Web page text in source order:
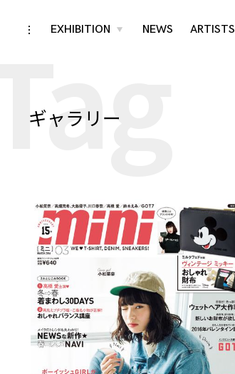
Skip
toggleEXHIBITION
toggle
NEWS ARTISTS
ギャラリー